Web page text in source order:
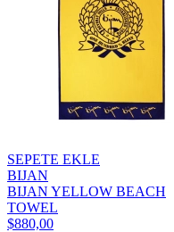
SEPETE EKLE
BIJAN
BIJAN YELLOW BEACH
TOWEL
$880,00